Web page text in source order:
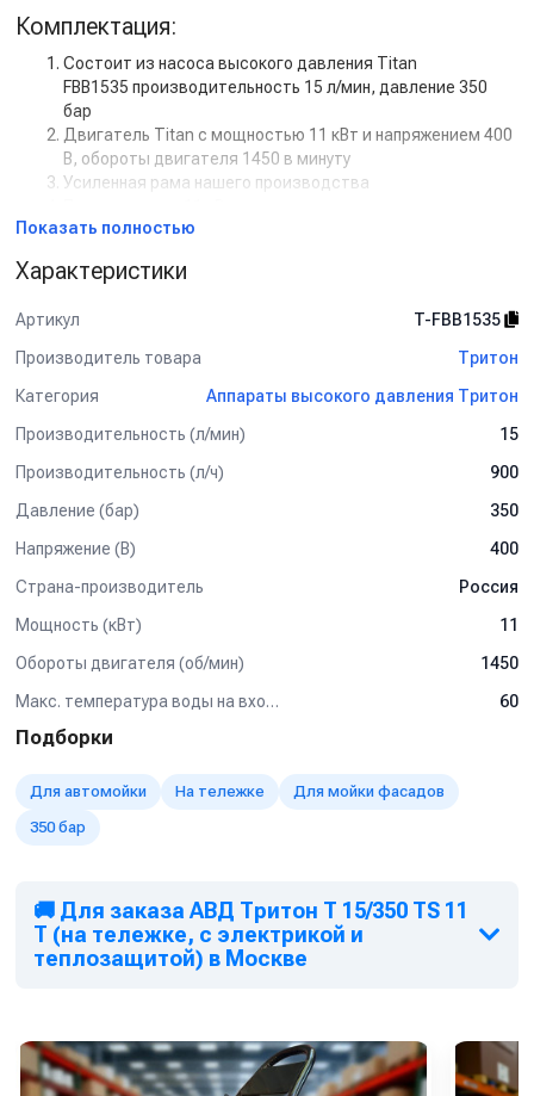
Комплектация:
Состоит из насоса высокого давления Titan
FBB1535 производительность 15 л/мин, давление 350
бар
Двигатель Titan с мощностью 11 кВт и напряжением 400
В, обороты двигателя 1450 в минуту
Усиленная рама нашего производства
Регулятором высокого давления с системой Total Stop
Шланг ВД гайка-гайка, 2SN-06, 450 бар, 30 м
M22X1,5M-1/4F. 40 л/мин, 400 бар
Копье распылительное нерж/сталь SF40, 350/600
Форсунка 15040, 1/4внеш, нерж. сталь,
Дополнительная комплектация:
Задержка выключения двигателя с таймером (от 5 сек
до 50 сек)
Рама настенная
Рама на колесах
Барабан для шланга от 10 м до 50 м
Пенокомплект
Турбофреза
Система пескоструй
легкого типа так и грузового.
абразива
Мойка котлов, теплообменников, испарителей и другого
оборудования от отложений и накипи
удаления штукатурки, краски
Очистка и дезинфекция полов, поверхностей и
Показать полностью
Характеристики
Артикул
T-FBB1535
Производитель товара
Тритон
Категория
Аппараты высокого давления Тритон
Производительность (л/мин)
15
Производительность (л/ч)
900
Давление (бар)
350
Напряжение (В)
400
Страна-производитель
Россия
Мощность (кВт)
11
Обороты двигателя (об/мин)
1450
Макс. температура воды на входе (°C)
60
Подборки
Для автомойки На тележке
Для мойки фасадов
350 бар
🚚 Для заказа АВД Тритон T 15/350 TS 11
T (на тележке, с электрикой и
теплозащитой) в Москве